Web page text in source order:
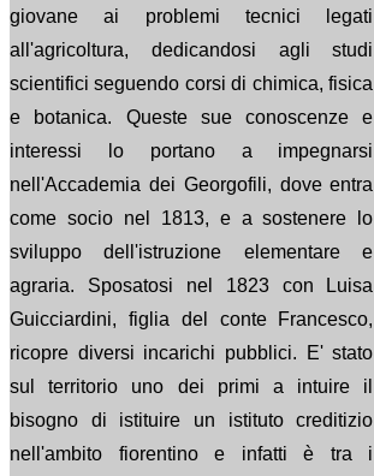
giovane ai problemi tecnici legati
all'agricoltura, dedicandosi agli studi
scientifici seguendo corsi di chimica, fisica
e botanica. Queste sue conoscenze e
interessi lo portano a impegnarsi
nell'Accademia dei Georgofili, dove entra
come socio nel 1813, e a sostenere lo
sviluppo dell'istruzione elementare e
agraria. Sposatosi nel 1823 con Luisa
Guicciardini, figlia del conte Francesco,
ricopre diversi incarichi pubblici. E' stato
sul territorio uno dei primi a intuire il
bisogno di istituire un istituto creditizio
nell'ambito fiorentino e infatti è tra i